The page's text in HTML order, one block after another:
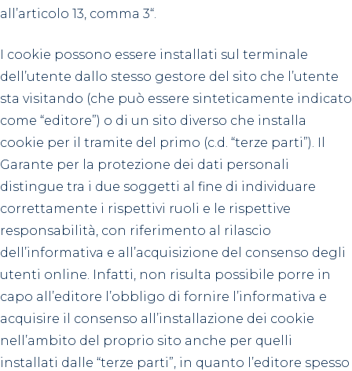
all’articolo 13, comma 3“.
I cookie possono essere installati sul terminale
dell’utente dallo stesso gestore del sito che l’utente
sta visitando (che può essere sinteticamente indicato
come “editore”) o di un sito diverso che installa
cookie per il tramite del primo (c.d. “terze parti”). Il
Garante per la protezione dei dati personali
distingue tra i due soggetti al fine di individuare
correttamente i rispettivi ruoli e le rispettive
responsabilità, con riferimento al rilascio
dell’informativa e all’acquisizione del consenso degli
utenti online. Infatti, non risulta possibile porre in
capo all’editore l’obbligo di fornire l’informativa e
acquisire il consenso all’installazione dei cookie
nell’ambito del proprio sito anche per quelli
installati dalle “terze parti”, in quanto l’editore spesso